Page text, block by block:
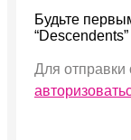
Будьте
“Descendents”
Для